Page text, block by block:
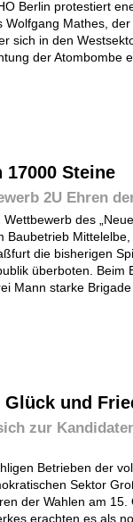
Berlin protestiert
Mathes,
sich in den
der Atombombe
17000 Steine
2U Ehren
des
Baubetrieb
die bisherigen
überboten. Beim
Mann starke
und
zur
Betrieben der
Sektor
der Wahlen am 15.
erachten es als